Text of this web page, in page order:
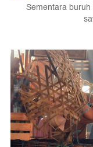
Sementara